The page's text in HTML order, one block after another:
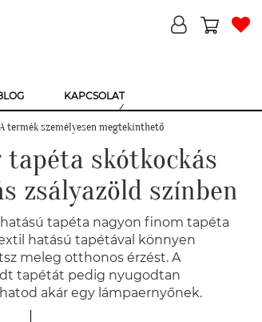
KAPCSOLAT
termék személyesen megtekinthető
tapéta skótkockás
zsályazöld színben
tapéta nagyon finom tapéta
hatású tapétával könnyen
meleg otthonos érzést. A
tapétát pedig nyugodtan
akár egy lámpaernyőnek.